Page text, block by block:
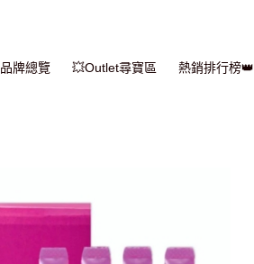
品牌總覽 💥Outlet尋寶區 熱銷排行榜👑